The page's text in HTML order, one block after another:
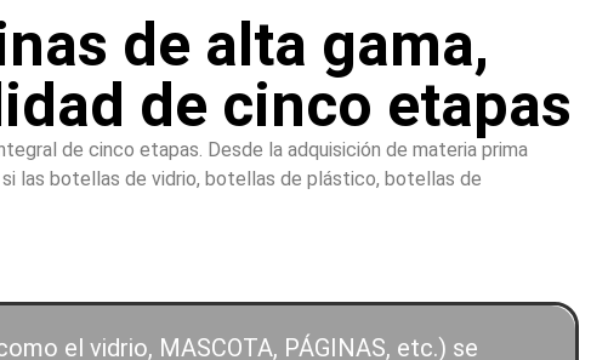
de alta gama,
de cinco etapas
de cinco etapas. Desde la adquisición de materia prima
las botellas de vidrio, botellas de plástico, botellas de
el vidrio, MASCOTA, PÁGINAS, etc.) se